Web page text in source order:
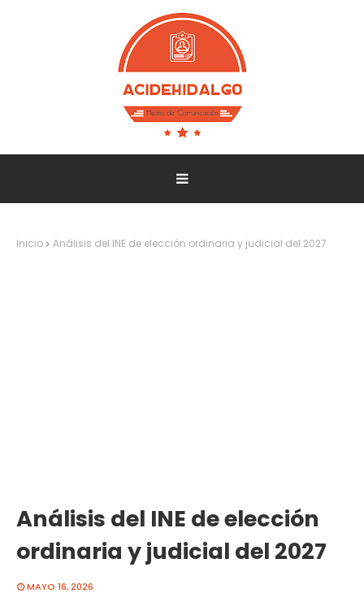
Inicio Análisis del INE de elección ordinaria y judicial del 2027
Análisis del INE de elección
ordinaria y judicial del 2027
MAYO 16, 2026